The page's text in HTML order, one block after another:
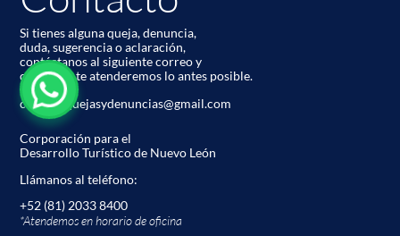
Si tienes alguna queja, denuncia,
duda, sugerencia o aclaración,
contáctanos al siguiente correo y
con gusto te atenderemos lo antes posible.
codetur.quejasydenuncias@gmail.com
Corporación para el
Desarrollo Turístico de Nuevo León
Llámanos al teléfono:
+52 (81) 2033 8400
*Atendemos en horario de oﬁcina